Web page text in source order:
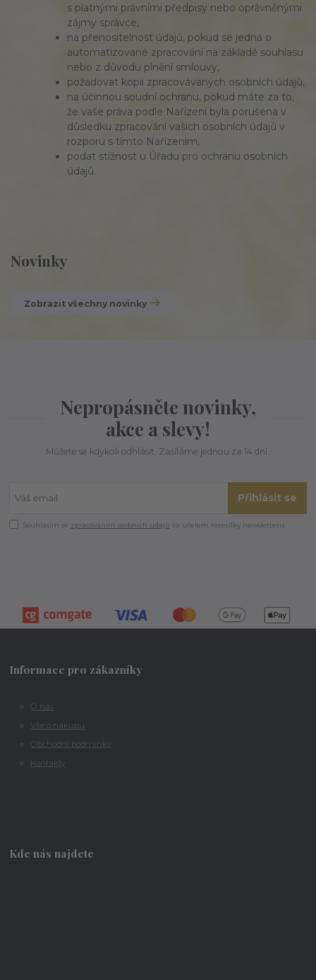
Novinky
Zobrazit všechny novinky
s platnými právními předpisy nebo oprávněnými
zájmy správce,
na přenositelnost údajů, pokud se jedná o
automatizované zpracování na základě souhlasu
nebo z důvodu plnění smlouvy,
požadovat kopii zpracovávaných osobních údajů,
na účinnou soudní ochranu, pokud máte za to,
že vaše práva podle Nařízení byla porušena v
důsledku zpracování vašich osobních údajů v
rozporu s tímto Nařízením,
podat stížnost u Úřadu pro ochranu osobních
údajů.
Nepropásněte novinky,
akce a slevy!
Můžete se kdykoli odhlásit. Zasíláme jednou za 14 dní.
Přihlásit se
Souhlasím se zpracováním osobních údajů za účelem rozesílky newsletteru.
Informace pro zákazníky
O nás
Vše o nákupu
Obchodní podmínky
Kontakty
Kde nás najdete